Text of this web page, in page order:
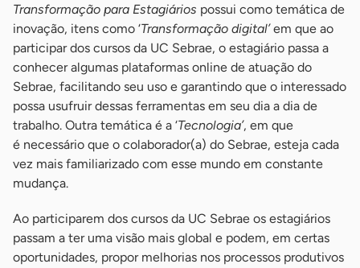
Transformação para Estagiários possui como temática de
inovação, itens como ‘Transformação digital’em que ao
participar dos cursos da UC Sebrae, o estagiário passa a
conhecer algumas plataformas online de atuação do
Sebrae, facilitando seu uso e garantindo que o interessado
possa usufruir dessas ferramentas em seu dia a dia de
trabalho. Outra temática é a ‘Tecnologia’, em que
é necessário que o colaborador(a) do Sebrae, esteja cada
vez mais familiarizado com esse mundo em constante
mudança.
Ao participarem dos cursos da UC Sebrae os estagiários
passam a ter uma visão mais global e podem, em certas
oportunidades, propor melhorias nos processos produtivos